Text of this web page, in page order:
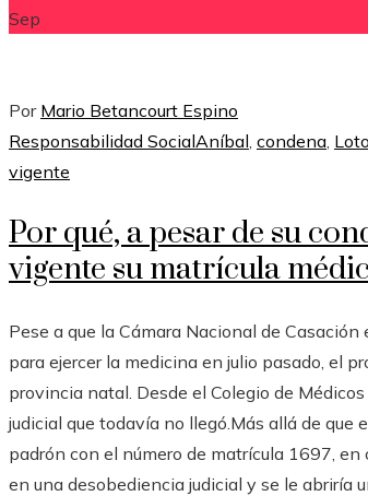
Sep
Por Mario Betancourt Espino
Responsabilidad SocialAníbal condena
vigente
Por qué, a pesar de su
vigente su matrícula
Pese a que la Cámara Nacional de
para ejercer la medicina en julio pasado, el
provincia natal. Desde el Colegio de
judicial que todavía no llegó.Más allá de que
padrón con el número de matrícula 1697,
en una desobediencia judicial y se le abriría